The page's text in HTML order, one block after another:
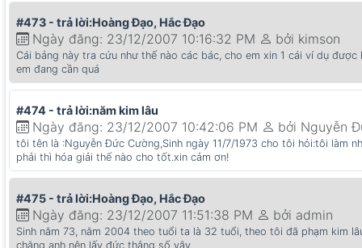
#473 - trả lời:Hoàng Đạo, Hắc Đạo
Ngày đăng: 23/12/2007 10:16:32 PM bởi kimson
Cái bảng này tra cứu như thế nào các bác, cho em xin 1 cái ví dụ được
em đang cần quá
#474 - trả lời:năm kim lâu
Ngày đăng: 23/12/2007 10:42:06 PM bởi Nguyễn
tôi tên là :Nguyễn Đức Cường,Sinh ngày 11/7/1973 cho tôi hỏi:tôi làm
phải thì hóa giải thế nào cho tốt.xin cảm ơn!
#475 - trả lời:Hoàng Đạo, Hắc Đạo
Ngày đăng: 23/12/2007 11:51:38 PM bởi admin
Sinh năm 73, năm 2004 theo tuổi ta là 32 tuổi, theo tôi đã phạm kim
chăng anh nên lấy đức thắng số vậy